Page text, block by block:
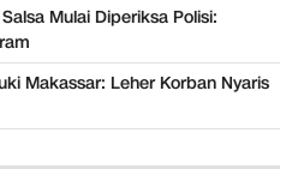
Mulai Diperiksa Polisi:
Makassar: Leher Korban Nyaris